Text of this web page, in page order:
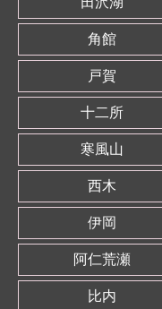
角館
戸賀
十二所
寒風山
西木
伊岡
阿仁荒瀬
比内